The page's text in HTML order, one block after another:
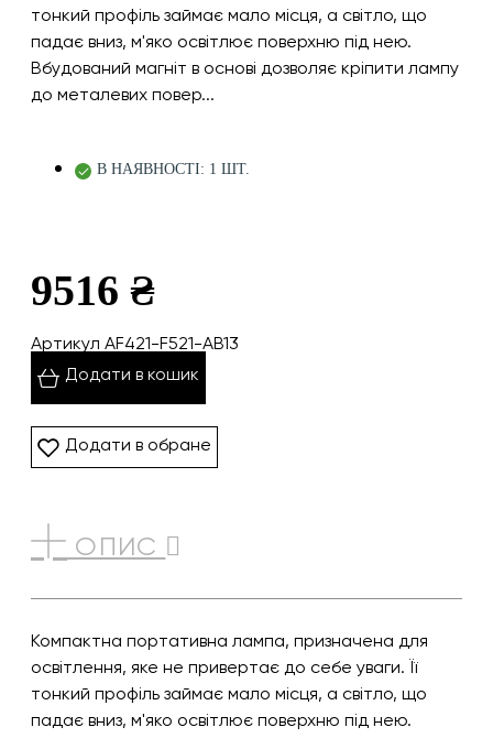
тонкий профіль займає мало місця, а світло, що
падає вниз, м'яко освітлює поверхню під нею.
Вбудований магніт в основі дозволяє кріпити лампу
до металевих повер...
В НАЯВНОСТІ: 1 ШТ.
9516 ₴
Артикул AF421-F521-AB13
Додати в кошик
Додати в обране
ОПИС
Компактна портативна лампа, призначена для
освітлення, яке не привертає до себе уваги. Її
тонкий профіль займає мало місця, а світло, що
падає вниз, м'яко освітлює поверхню під нею.